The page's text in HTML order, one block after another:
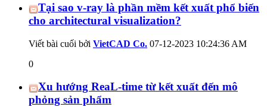
Tại sao v-ray là phần mềm kết xuất phổ biến
cho architectural visualization?
Viết bài cuối bởi VietCAD Co. 07-12-2023 10:24:36 AM
0
Xu hướng ReaL-time từ kết xuất đến mô
phỏng sản phẩm